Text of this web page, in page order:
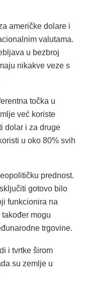
američke dolare i
valutama.
u bezbroj
nikakve veze s
točka u
već koriste
dolar i za druge
u oko 80% svih
prednost.
gotovo bilo
funkcionira na
mogu
trgovine.
i tvrtke širom
su zemlje u